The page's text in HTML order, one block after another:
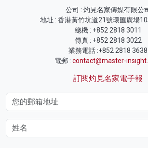
公司 : 灼見名家傳媒有限公
地址 : 香港黃竹坑道21號環匯廣場
總機 : +852 2818 3011
傳真 : +852 2818 3022
業務電話 :+852 2818 3638
電郵 : contact@master-
訂閱灼見名家電子報